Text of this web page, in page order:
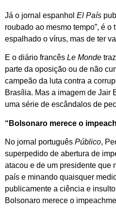
Já o jornal espanhol El País
roubado ao mesmo tempo”, é
espalhado o vírus, mas de ter
E o diário francês Le Monde
parte da oposição ou de não
campeão da luta contra a
Brasília. Mas a imagem de Jair
uma série de escândalos de
“Bolsonaro merece o
No jornal português Público,
superpedido de abertura de
atacou e de um presidente
país e minando quaisquer
publicamente a ciência e
Bolsonaro merece o